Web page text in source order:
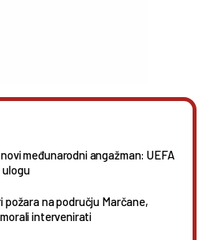
međunarodni angažman: UEFA
ulogu
požara na području Marčane,
intervenirati